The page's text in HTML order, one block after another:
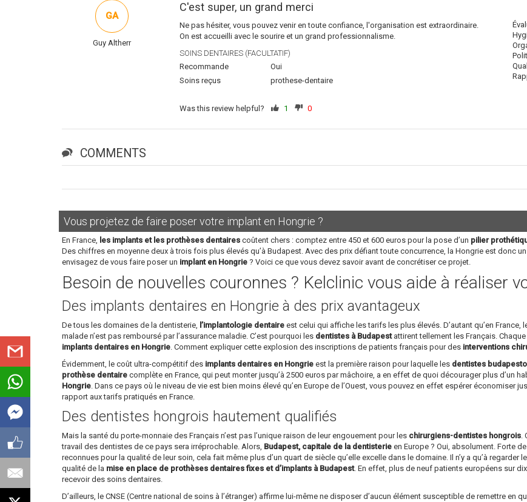
C'est super, un grand merci
Ne pas hésiter, vous pouvez venir en toute confiance, l'organisation est extraordinaire.
On est accueilli avec le sourire et un grand professionnalisme.
SOINS DENTAIRES (FACULTATIF)
Recommande
Oui
Soins reçus
prothese-dentaire
GA
Guy Altherr
Was this review helpful? 1 0
COMMENTS
Vous projetez de faire poser votre implant en Hongrie ?
En France, les implants et les prothèses dentaires coûtent chers : comptez entre 450 et 600 euros pour la pose d’un pilier
Des chiffres en moyenne deux à trois fois plus élevés qu’à Budapest. Avec des prix défiant toute concurrence, la Hongrie est donc
envisagez de vous faire poser un implant en Hongrie ? Voici ce que vous devez savoir avant de concrétiser ce projet.
Besoin de nouvelles couronnes ? Kelclinic vous aide à réaliser
Des implants dentaires en Hongrie à des prix avantageux
De tous les domaines de la dentisterie, l’implantologie dentaire est celui qui affiche les tarifs les plus élevés. D’autant qu’en France,
malade n’est pas remboursé par l’assurance maladie. C’est pourquoi les dentistes à Budapestattirent tellement les Français.
implants dentaires en Hongrie. Comment expliquer cette explosion des inscriptions de patients français pour des interventions
Évidemment, le coût ultra-compétitif des implants dentaires en Hongrie est la première raison pour laquelle les dentistes
prothèse dentaire complète en France, qui peut monter jusqu’à 2500 euros par mâchoire, a en effet de quoi décourager plus d’un
Hongrie. Dans ce pays où le niveau de vie est bien moins élevé qu’en Europe de l’Ouest, vous pouvez en effet espérer économiser
rapport aux tarifs pratiqués en France.
Des dentistes hongrois hautement qualifiés
Mais la santé du porte-monnaie des Français n’est pas l’unique raison de leur engouement pour les chirurgiens-dentistes hongrois.
travail des dentistes de ce pays sera irréprochable. Alors, Budapest, capitale de la dentisterie en Europe ? Oui, absolument. Forte
reconnues pour la qualité de leur soin, cela fait même plus d’un quart de siècle qu’elle excelle dans le domaine. Il n’y a qu’à
qualité de la mise en place de prothèses dentaires fixes et d’implants à Budapest. En effet, plus de neuf patients européens sur
recevoir des soins dentaires.
D’ailleurs, le CNSE (Centre national de soins à l’étranger) affirme lui-même ne disposer d’aucun élément susceptible de remettre en